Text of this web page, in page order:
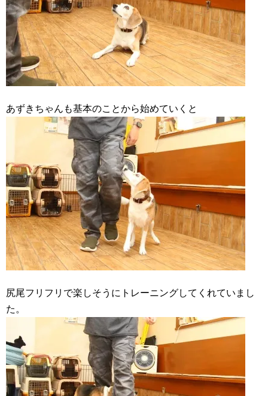
あずきちゃんも基本のことから始めていくと
尻尾フリフリで楽しそうにトレーニングしてくれていまし
た。